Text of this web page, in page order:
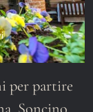
per partire
Soncino,